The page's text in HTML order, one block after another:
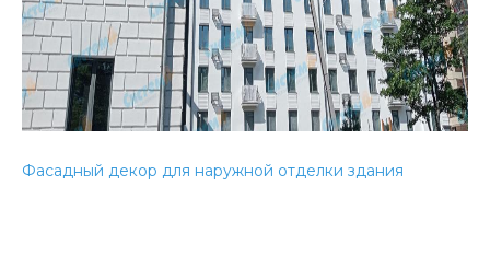
Фасадный декор для наружной отделки здания